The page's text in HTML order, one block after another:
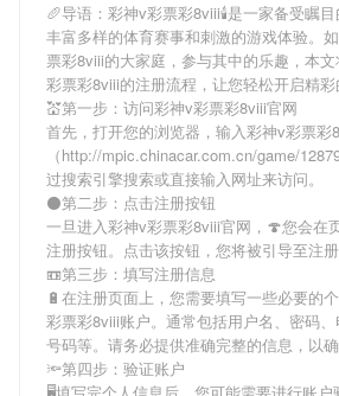
🥖导语： 彩神v彩票彩8viii🕯是一家备受瞩
丰富多样的体育赛事和刺激的游戏体验。
票彩8viii的大家庭，参与其中的乐趣，本
彩票彩8viii的注册流程，让您轻松开启精彩
💒第一步：访问彩神v彩票彩8viii官网
首先，打开您的浏览器，输入彩神v彩票彩
（http://mpic.chinacar.com.cn/game/
过搜索引擎搜索或直接输入网址来访问。
⚫第二步：点击注册按钮
一旦进入彩神v彩票彩8viii官网，🍄您会在
注册按钮。点击该按钮，您将被引导至注册
📼第三步：填写注册信息
🔋在注册页面上，您需要填写一些必要的
彩票彩8viii账户。通常包括用户名、密码
号码等。请务必提供准确完整的信息，以确
🔦第四步：验证账户